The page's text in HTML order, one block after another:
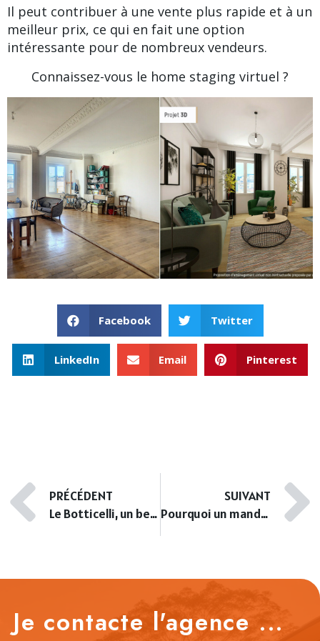
Il peut contribuer à une vente plus rapide et à un
meilleur prix, ce qui en fait une option
intéressante pour de nombreux vendeurs.
Connaissez-vous le home staging virtuel ?
Facebook Twitter
LinkedIn Email Pinterest
PRÉCÉDENT
Le Botticelli, un bel immeuble moderne à Cimiez
SUIVANT
Pourquoi un mandat exclusif de vente ?
Je contacte l'agence ...